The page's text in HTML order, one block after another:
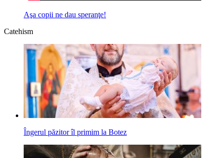
Aşa copii ne dau speranţe!
Catehism
Îngerul păzitor îl primim la Botez